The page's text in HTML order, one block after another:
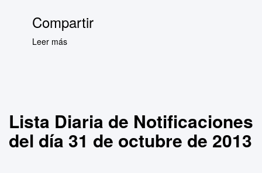
Compartir
Leer más
Lista Diaria de Notificaciones
del día 31 de octubre de 2013